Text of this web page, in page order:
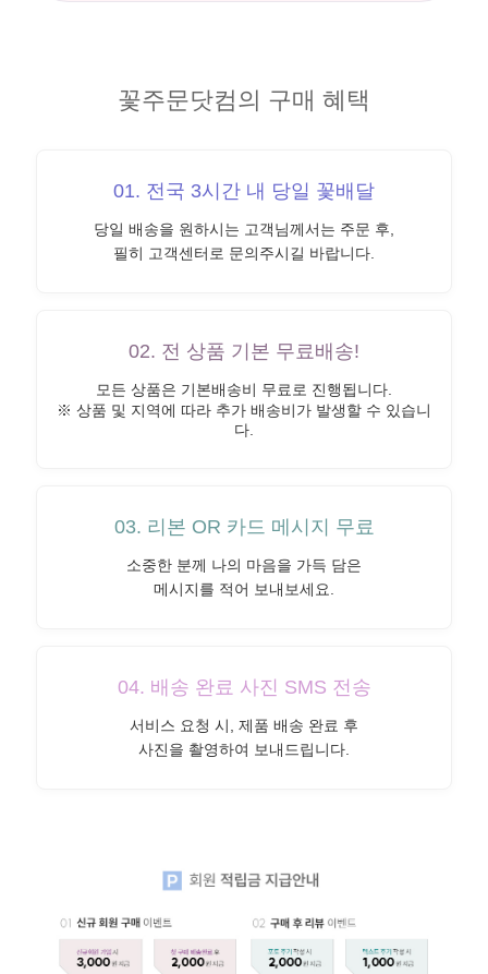
꽃주문닷컴의 구매 혜택
01. 전국 3시간 내 당일 꽃배달
당일 배송을 원하시는 고객님께서는 주문 후,
필히 고객센터로 문의주시길 바랍니다.
02. 전 상품 기본 무료배송!
모든 상품은 기본배송비 무료로 진행됩니다.
※ 상품 및 지역에 따라 추가 배송비가 발생할 수 있습니
다.
03. 리본 OR 카드 메시지 무료
소중한 분께 나의 마음을 가득 담은
메시지를 적어 보내보세요.
04. 배송 완료 사진 SMS 전송
서비스 요청 시, 제품 배송 완료 후
사진을 촬영하여 보내드립니다.